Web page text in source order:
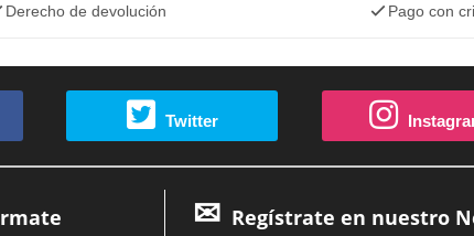
Derecho de devolución
Pago con
Twitter
Regístrate en nuestro